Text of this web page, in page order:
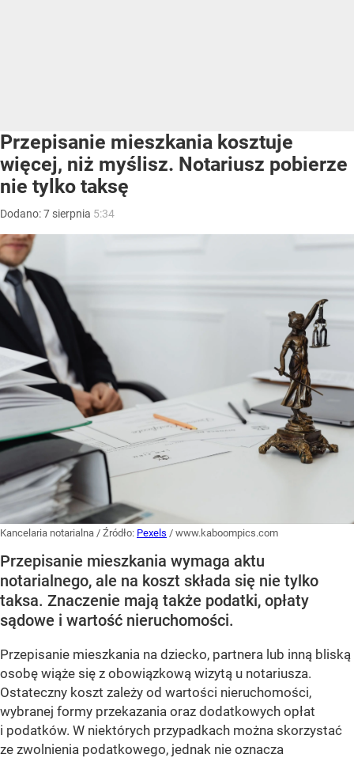
Przepisanie mieszkania kosztuje
więcej, niż myślisz. Notariusz pobierze
nie tylko taksę
Dodano:7 sierpnia 5:34
Kancelaria notarialna / Źródło: Pexels / www.kaboompics.com
Przepisanie mieszkania wymaga aktu
notarialnego, ale na koszt składa się nie tylko
taksa. Znaczenie mają także podatki, opłaty
sądowe i wartość nieruchomości.
Przepisanie mieszkania na dziecko, partnera lub inną bliską
osobę wiąże się z obowiązkową wizytą u notariusza.
Ostateczny koszt zależy od wartości nieruchomości,
wybranej formy przekazania oraz dodatkowych opłat
i podatków. W niektórych przypadkach można skorzystać
ze zwolnienia podatkowego, jednak nie oznacza